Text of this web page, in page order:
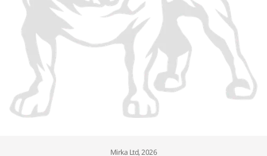
Mirka Ltd, 2026